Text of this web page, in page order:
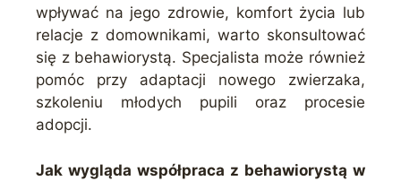
wpływać na jego zdrowie, komfort życia lub
relacje z domownikami, warto skonsultować
się z behawiorystą. Specjalista może również
pomóc przy adaptacji nowego zwierzaka,
szkoleniu młodych pupili oraz procesie
adopcji.
Jak wygląda współpraca z behawiorystą w